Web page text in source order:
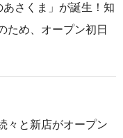
さくま」が誕生！知
ため、オープン初日
々と新店がオープン